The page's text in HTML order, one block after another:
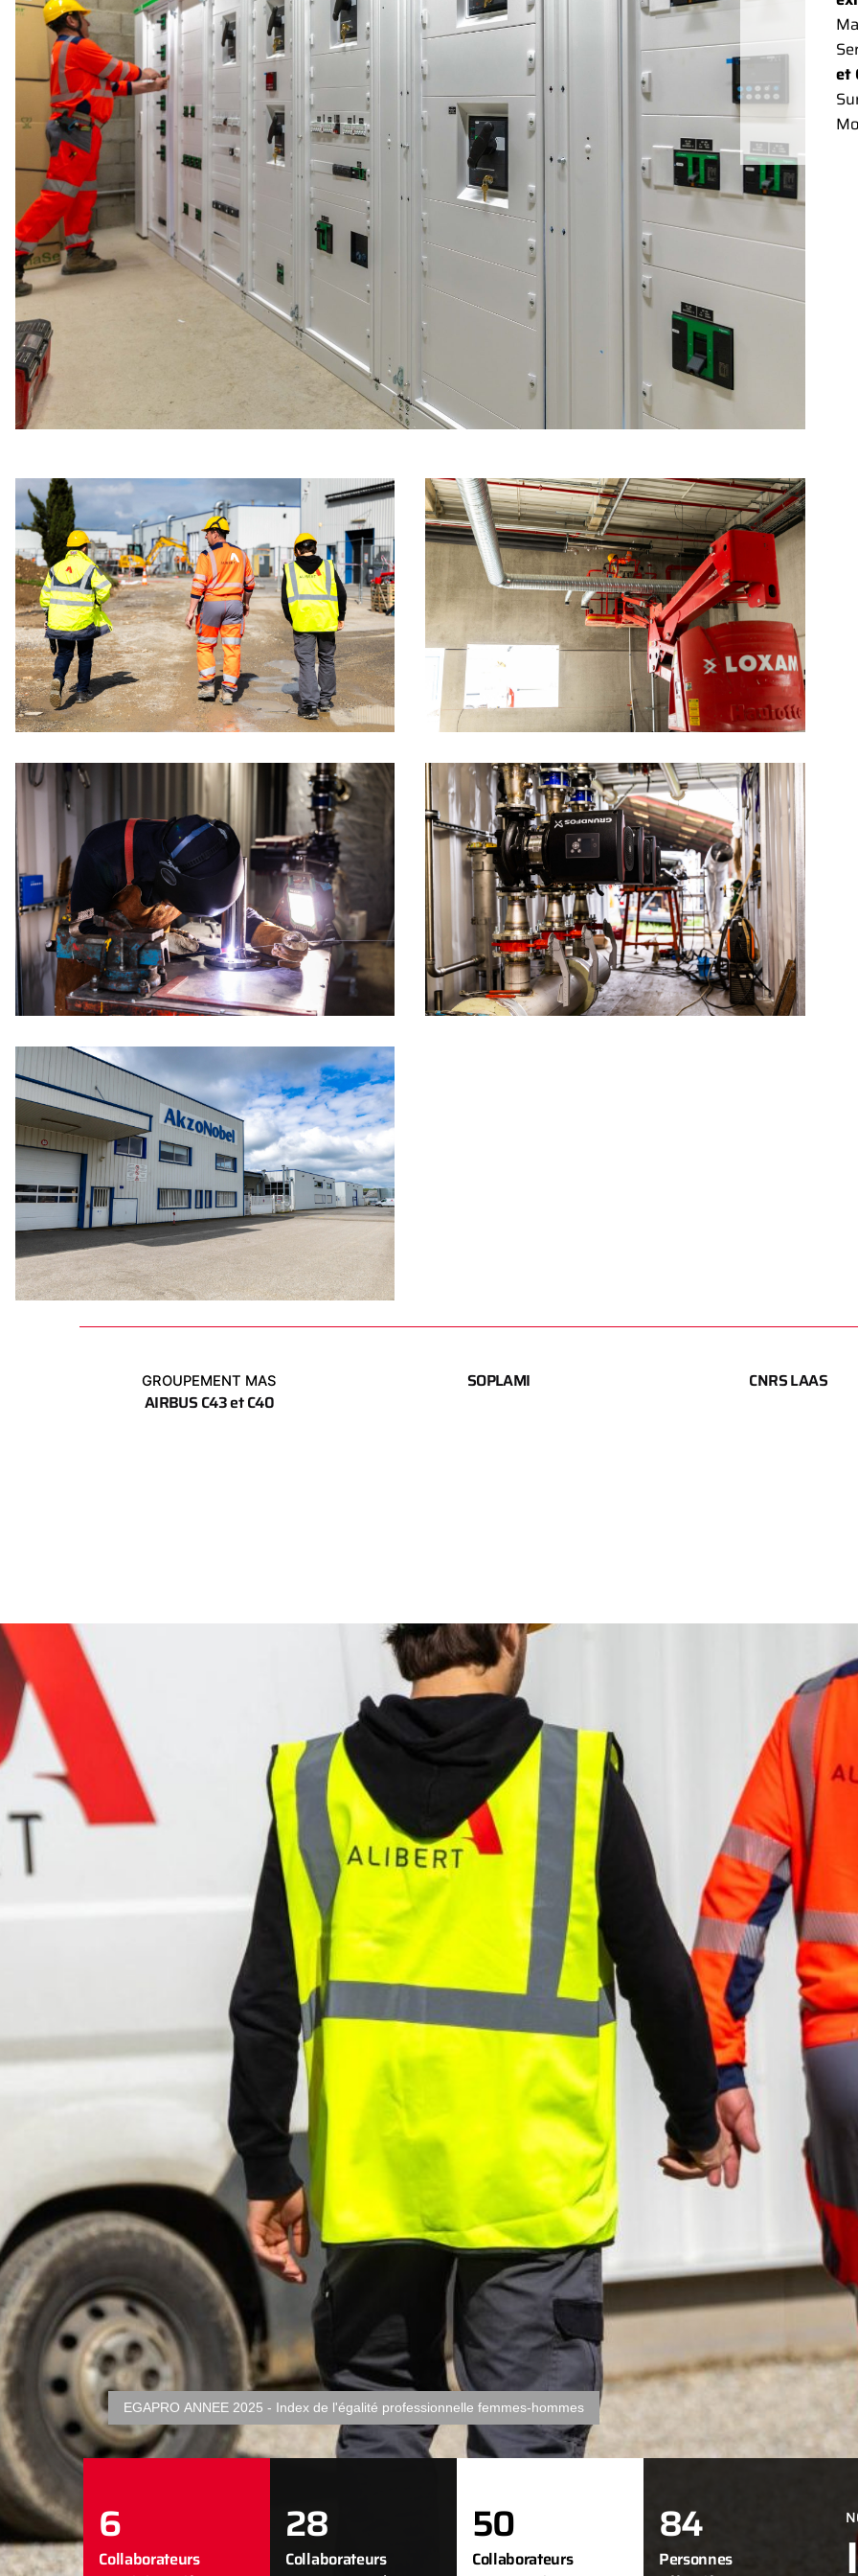
et
GROUPEMENT MAS
AIRBUS C43 et C40
SOPLAMI CNRS LAAS
EGAPRO ANNEE 2025 - Index de l'égalité professionnelle femmes-hommes
6
Collaborateurs
28
Collaborateurs
50
Collaborateurs
84
Personnes